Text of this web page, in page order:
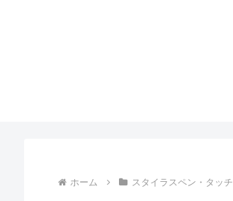
ホーム スタイラスペン・タッ